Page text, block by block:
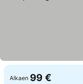
Alkaen 99 €